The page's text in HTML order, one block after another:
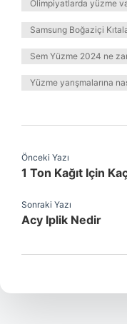
Olimpiyatlarda yüzme
Samsung Boğaziçi
Sem Yüzme 2024 ne
Yüzme yarışmalarına
Önceki Yazı
1 Ton Kağıt Için
Sonraki Yazı
Acy Iplik Nedir